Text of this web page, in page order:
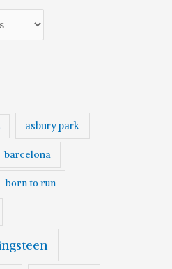
asbury park
barcelona
born to run